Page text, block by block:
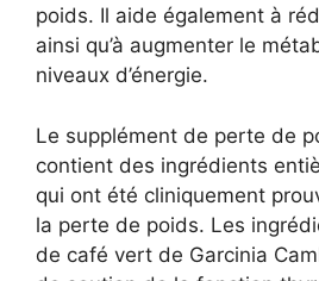
poids. Il aide également à
ainsi qu’à augmenter le
niveaux d’énergie.
Le supplément de perte de
contient des ingrédients
qui ont été cliniquement
la perte de poids. Les
de café vert de Garcinia